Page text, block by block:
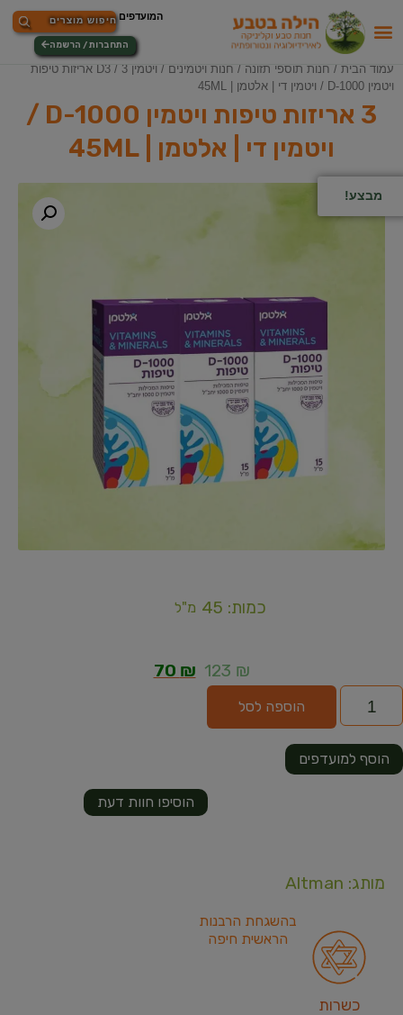
התחברות / הרשמה
עמוד הבית / חנות תוספי תזונה / חנות ויטמינים / ויטמין D3
/ 3 אריזות טיפות
ויטמין D-1000 / ויטמין די | אלטמן | 45ML
3 אריזות טיפות ויטמין D-1000 /
ויטמין די | אלטמן | 45ML
מבצע!
כמות: 45 מ"ל
123 ₪
70 ₪
הוספה לסל
הוסיפו חוות דעת
הוסף למועדפים
מותג: Altman
כשרות
בהשגחת הרבנות
הראשית חיפה